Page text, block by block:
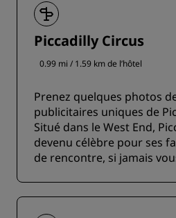
Piccadilly Circus
0.99 mi / 1.59 km de l’hôtel
Prenez quelques photos
publicitaires uniques de
Situé dans le West End,
devenu célèbre pour ses
de rencontre, si jamais